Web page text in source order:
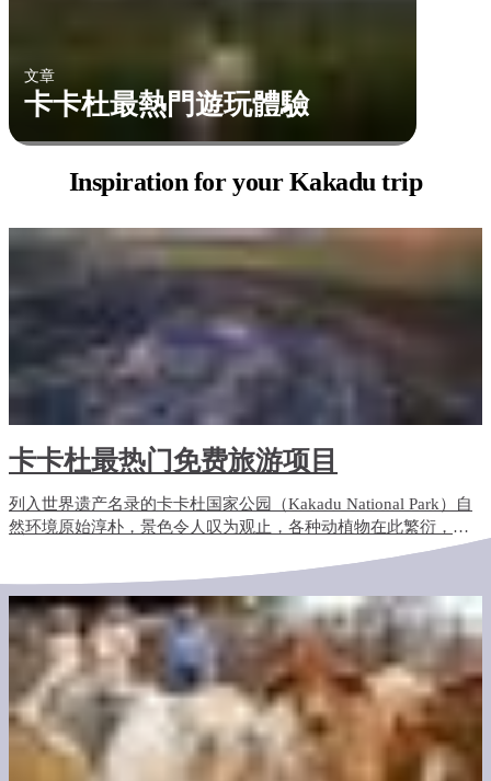
文章
卡卡杜最熱門遊玩體驗
Inspiration foryour Kakadu trip
卡卡杜最热门免费旅游项目
列入世界遗产名录的卡卡杜国家公园（Kakadu National Park）自
然环境原始淳朴，景色令人叹为观止，各种动植物在此繁衍，踏
入公园，仿佛时光倒流，置身于世外桃源。这里全年都有各类免
费活动，让您最大限度地利用您的门票。